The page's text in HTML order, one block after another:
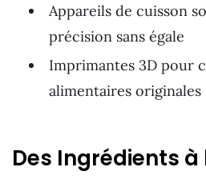
Appareils de cuisson
précision sans égale
Imprimantes 3D pour
alimentaires originales
Des Ingrédients à